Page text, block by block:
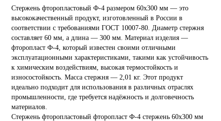
Стержень фторопластовый Ф-4 размером 60х300 мм — это
высококачественный продукт, изготовленный в России в
соответствии с требованиями ГОСТ 10007-80. Диаметр стержня
составляет 60 мм, а длина — 300 мм. Материал изделия —
фторопласт Ф-4, который известен своими отличными
эксплуатационными характеристиками, такими как устойчивость
к химическим воздействиям, высокая термостойкость и
износостойкость. Масса стержня — 2,01 кг. Этот продукт
идеально подходит для использования в различных отраслях
промышленности, где требуется надёжность и долговечность
материалов.
Стержень фторопластовый фторопласт Ф-4 стержень 60х300 мм